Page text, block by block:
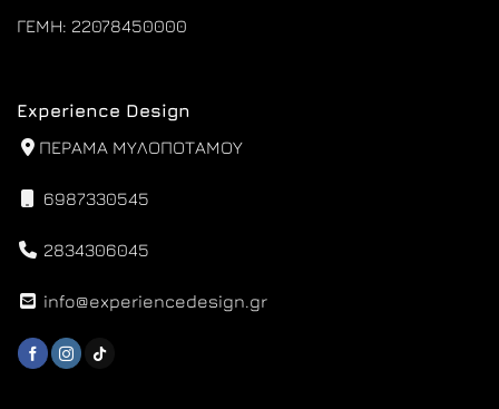
ΓΕΜΗ: 22078450000
Experience Design
ΠΕΡΑΜΑ ΜΥΛΟΠΟΤΑΜΟΥ
6987330545
2834306045
info@experiencedesign.gr